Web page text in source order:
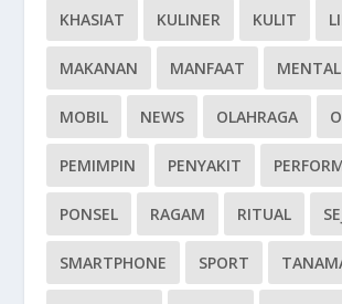
KHASIAT KULINER KULIT
MAKANAN MANFAAT MENTAL
MOBIL NEWS OLAHRAGA
PEMIMPIN PENYAKIT
PONSEL RAGAM RITUAL
SMARTPHONE SPORT